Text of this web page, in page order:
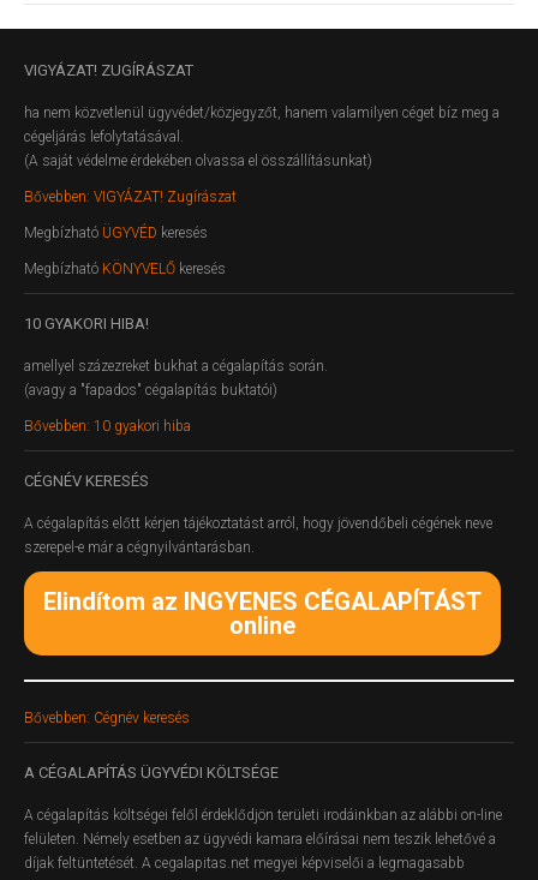
VIGYÁZAT! ZUGÍRÁSZAT
ha nem közvetlenül ügyvédet/közjegyzőt, hanem valamilyen céget bíz meg a
cégeljárás lefolytatásával.
(A saját védelme érdekében olvassa el összállításunkat)
Bővebben: VIGYÁZAT! Zugírászat
Megbízható ÜGYVÉD keresés
Megbízható KÖNYVELŐ keresés
10 GYAKORI HIBA!
amellyel százezreket bukhat a cégalapítás során.
(avagy a "fapados" cégalapítás buktatói)
Bővebben: 10 gyakori hiba
CÉGNÉV KERESÉS
A cégalapítás előtt kérjen tájékoztatást arról, hogy jövendőbeli cégének neve
szerepel-e már a cégnyilvántarásban.
Elindítom az INGYENES CÉGALAPÍTÁST
online
Bővebben: Cégnév keresés
A CÉGALAPÍTÁS ÜGYVÉDI KÖLTSÉGE
A cégalapítás költségei felől érdeklődjön területi irodáinkban az alábbi on-line
felületen. Némely esetben az ügyvédi kamara előírásai nem teszik lehetővé a
díjak feltüntetését. A cegalapitas.net megyei képviselői a legmagasabb